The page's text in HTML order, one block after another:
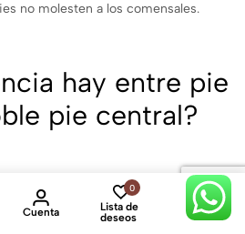
no molesten a los comensales.
hay entre pie
pie central?
apoyo principal y es habitual en
El doble pie central distribuye
de mayor longitud.
Cuenta
0
Lista de
deseos
0
Cart